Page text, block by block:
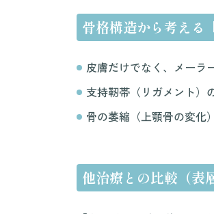
骨格構造から考える
皮膚だけでなく、メーラ
支持靭帯（リガメント）
骨の萎縮（上顎骨の変化
他治療との比較（表